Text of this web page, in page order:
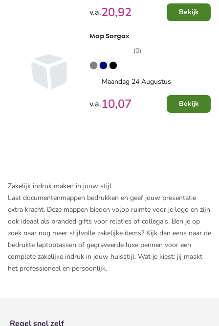
v.a.20,92 Bekijk
Map Sorgax
(0)
Maandag 24 Augustus
v.a.10,07 Bekijk
Zakelijk indruk maken in jouw stijl
Laat documentenmappen bedrukken en geef jouw presentatie
extra kracht. Deze mappen bieden volop ruimte voor je logo en zijn
ook ideaal als branded gifts voor relaties of collega’s. Ben je op
zoek naar nog meer stijlvolle zakelijke items? Kijk dan eens naar de
bedrukte laptoptassen of gegraveerde luxe pennen voor een
complete zakelijke indruk in jouw huisstijl. Wat je kiest: jij maakt
het professioneel en persoonlijk.
Regel snel zelf